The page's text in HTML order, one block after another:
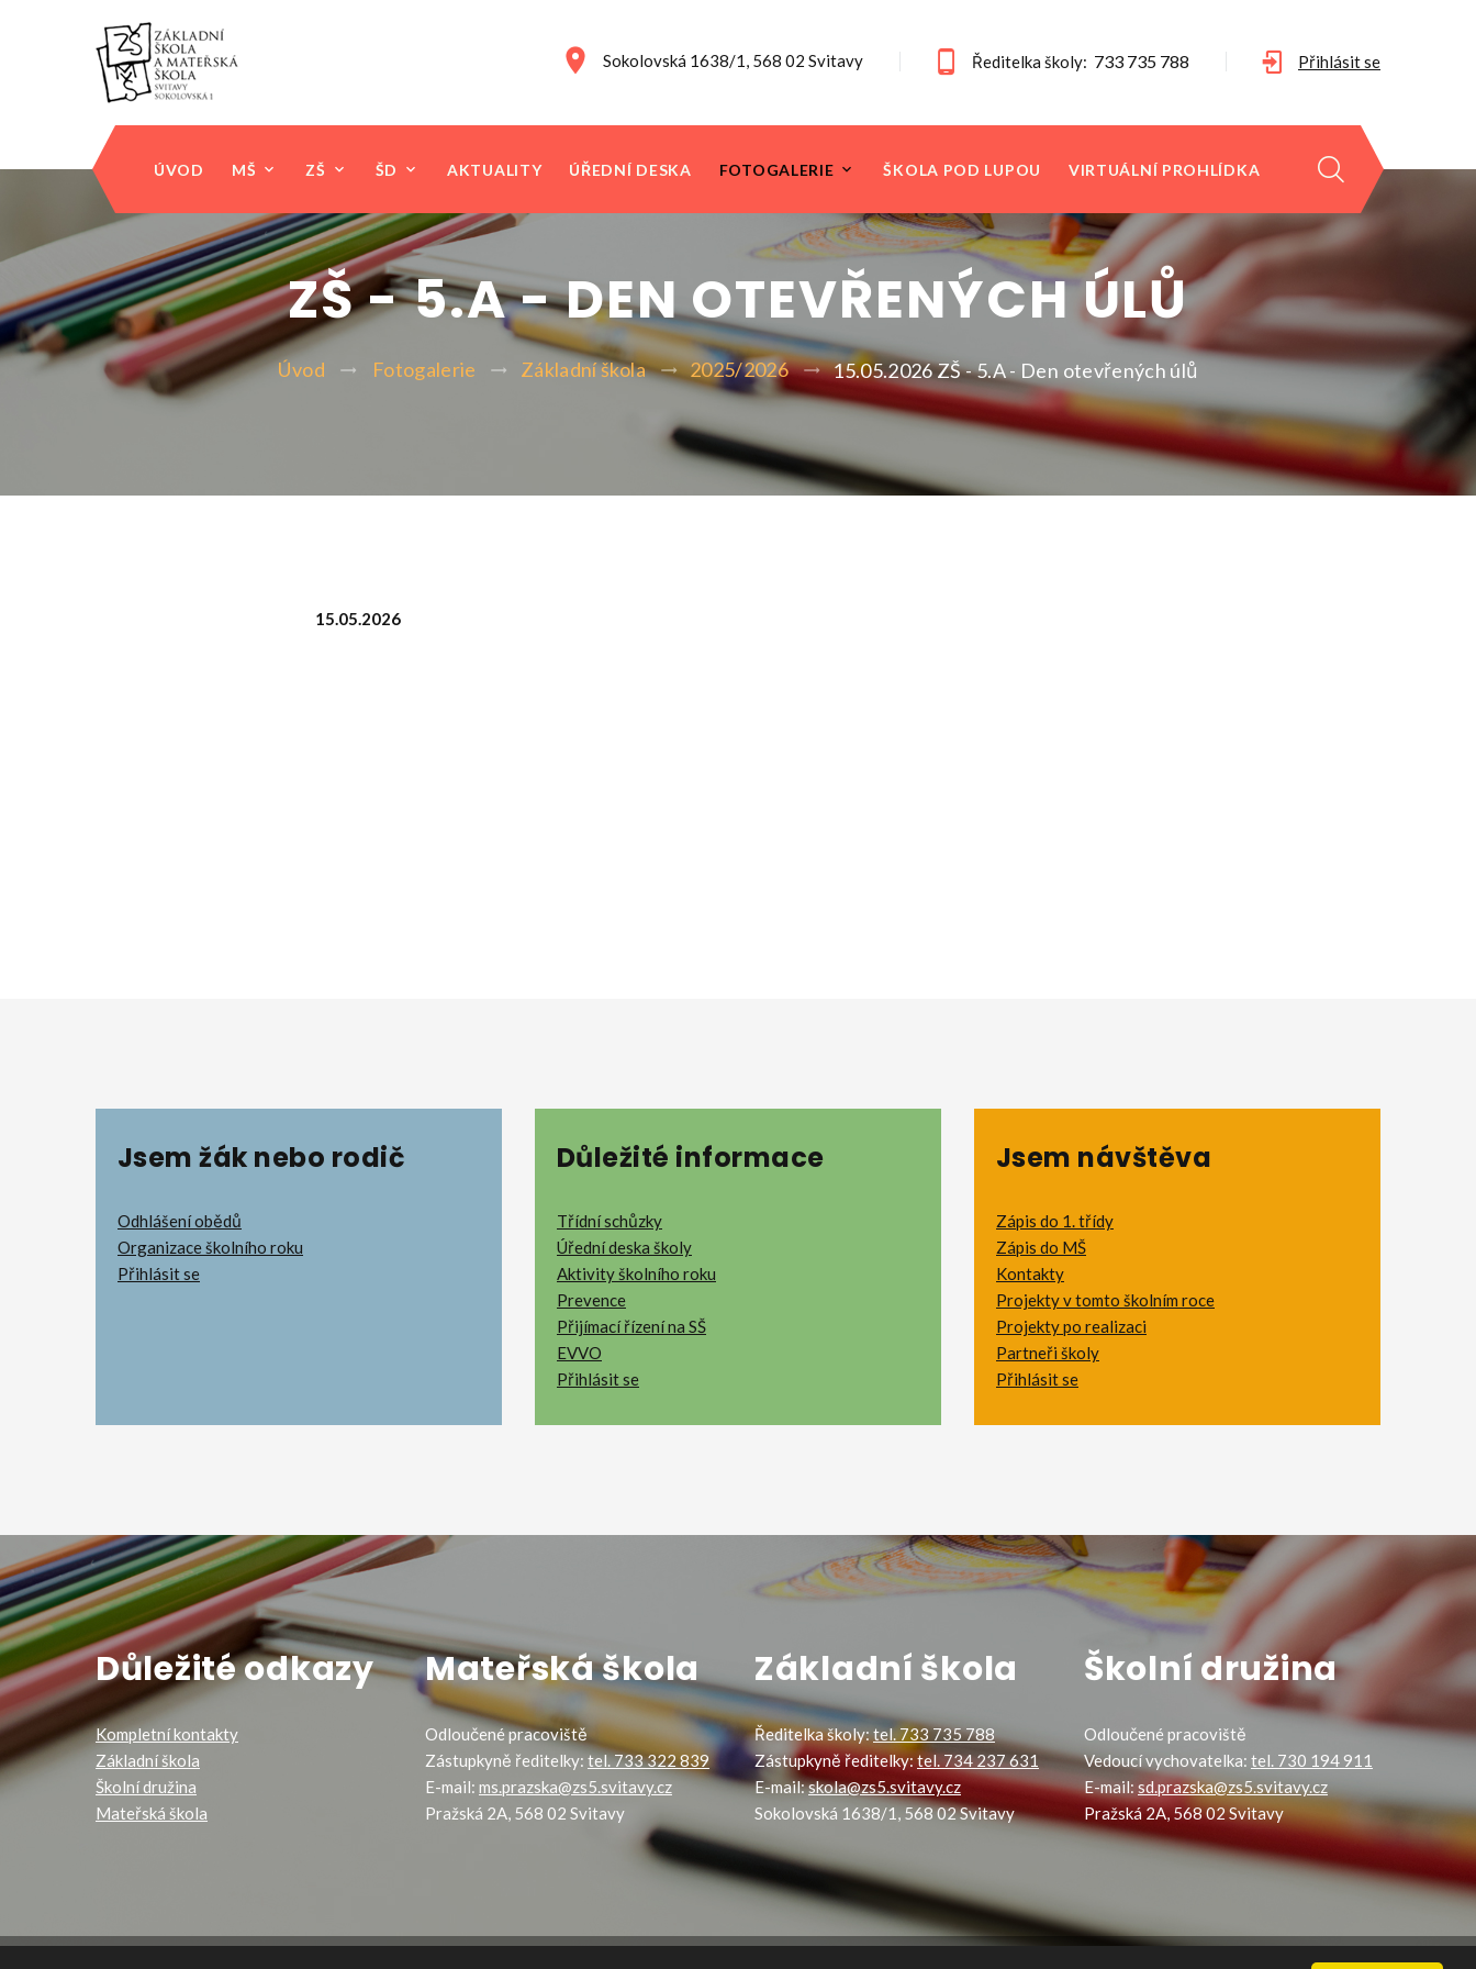
Sokolovská 1638/1, 568 02 Svitavy Ředitelka školy: 733 735 788 Přihlásit se
ÚVOD MŠ ZŠ ŠD AKTUALITY ÚŘEDNÍ DESKA FOTOGALERIE ŠKOLA POD LUPOU VIRTUÁLNÍ PROHLÍDKA
ZŠ - 5.A - DEN OTEVŘENÝCH ÚLŮ
Úvod Fotogalerie Základní škola 2025/2026 15.05.2026 ZŠ - 5.A - Den otevřených úlů
15.05.2026
Jsem žák nebo rodič
Odhlášení obědů
Organizace školního roku
Přihlásit se
Důležité informace
Třídní schůzky
Úřední deska školy
Aktivity školního roku
Prevence
Přijímací řízení na SŠ
EVVO
Přihlásit se
Jsem návštěva
Zápis do 1. třídy
Zápis do MŠ
Kontakty
Projekty v tomto školním roce
Projekty po realizaci
Partneři školy
Přihlásit se
Důležité odkazy
Kompletní kontakty
Základní škola
Školní družina
Mateřská škola
Mateřská škola
Odloučené pracoviště
Zástupkyně ředitelky: tel. 733 322 839
E-mail: ms.prazska@zs5.svitavy.cz
Pražská 2A, 568 02 Svitavy
Základní škola
Ředitelka školy:tel. 733 735 788
Zástupkyně ředitelky:tel. 734 237 631
E-mail:skola@zs5.svitavy.cz
Sokolovská 1638/1, 568 02 Svitavy
Školní družina
Odloučené pracoviště
Vedoucí vychovatelka: tel. 730 194 911
E-mail: sd.prazska@zs5.svitavy.cz
Pražská 2A, 568 02 Svitavy